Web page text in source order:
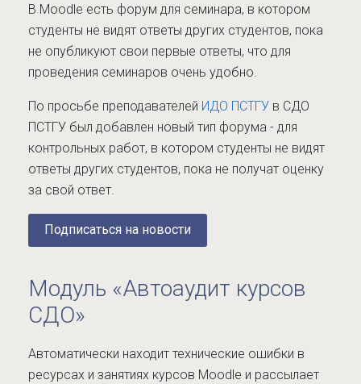
Модуль «Автоаудит курсов
СДО»
Автоматически находит технические ошибки в
ресурсах и занятиях курсов Moodle и рассылает
В Moodle есть форум для семинара, в котором
студенты не видят ответы других студентов, пока
не опубликуют свои первые ответы, что для
проведения семинаров очень удобно.
По просьбе преподавателей ИДО ПСТГУ в СДО
ПСТГУ был добавлен новый тип форума - для
контрольных работ, в котором студенты не видят
ответы других студентов, пока не получат оценку
за свой ответ.
Подписаться на новости